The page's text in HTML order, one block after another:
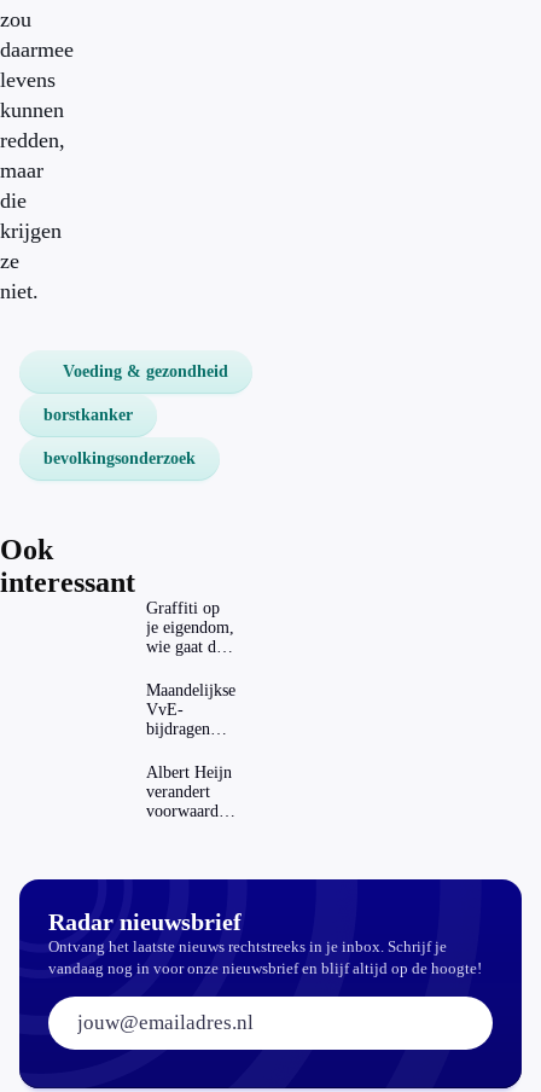
zou
daarmee
levens
kunnen
redden,
maar
die
krijgen
ze
niet.
Voeding & gezondheid
borstkanker
bevolkingsonderzoek
Ook
interessant
Graffiti op
je eigendom,
wie gaat dat
Maandelijkse
VvE-
bijdragen
dat invloed
op je
hypotheek?
Albert Heijn
verandert
voorwaarden
Radar nieuwsbrief
Ontvang het laatste nieuws rechtstreeks in je inbox. Schrijf je
vandaag nog in voor onze nieuwsbrief en blijf altijd op de hoogte!
E-mailadres: